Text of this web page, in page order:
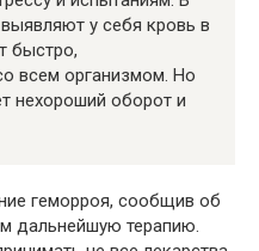
у себя кровь в
быстро,
всем организмом. Но
нехороший оборот и
геморроя, сообщив об
дальнейшую терапию.